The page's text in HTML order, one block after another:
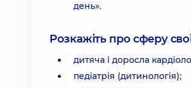
день».
Розкажіть про сферу
дитяча і доросла
педіатрія (дитинологія);